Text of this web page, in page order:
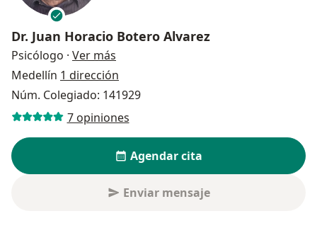
Dr. Juan Horacio Botero Alvarez
Psicólogo · Ver más
Medellín 1 dirección
Núm. Colegiado: 141929
7 opiniones
Agendar cita
Enviar mensaje